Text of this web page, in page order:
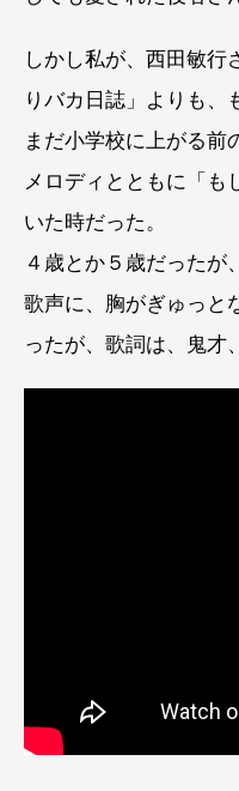
しかし私が、西田敏行
りバカ日誌」よりも、
まだ小学校に上がる前
メロディとともに「も
いた時だった。
４歳とか５歳だったが
歌声に、胸がぎゅっと
ったが、歌詞は、鬼才